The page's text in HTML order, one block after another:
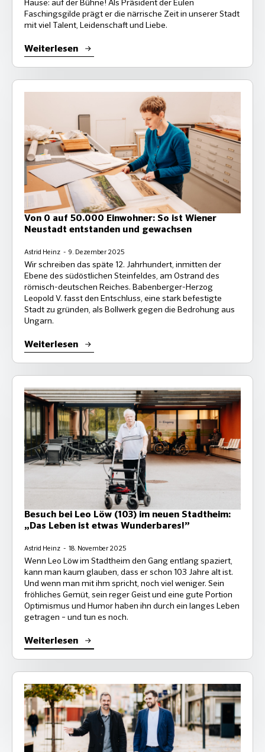
Hause: auf der Bühne! Als Präsident der Eulen
Faschingsgilde prägt er die närrische Zeit in unserer Stadt
mit viel Talent, Leidenschaft und Liebe.
Weiterlesen
Von 0 auf 50.000 Einwohner: So ist Wiener
Neustadt entstanden und gewachsen
Astrid Heinz 9. Dezember 2025
Wir schreiben das späte 12. Jahrhundert, inmitten der
Ebene des südöstlichen Steinfeldes, am Ostrand des
römisch-deutschen Reiches. Babenberger-Herzog
Leopold V. fasst den Entschluss, eine stark befestigte
Stadt zu gründen, als Bollwerk gegen die Bedrohung aus
Ungarn.
Weiterlesen
Besuch bei Leo Löw (103) im neuen Stadtheim:
„Das Leben ist etwas Wunderbares!”
Astrid Heinz 18. November 2025
Wenn Leo Löw im Stadtheim den Gang entlang spaziert,
kann man kaum glauben, dass er schon 103 Jahre alt ist.
Und wenn man mit ihm spricht, noch viel weniger. Sein
fröhliches Gemüt, sein reger Geist und eine gute Portion
Optimismus und Humor haben ihn durch ein langes Leben
getragen – und tun es noch.
Weiterlesen